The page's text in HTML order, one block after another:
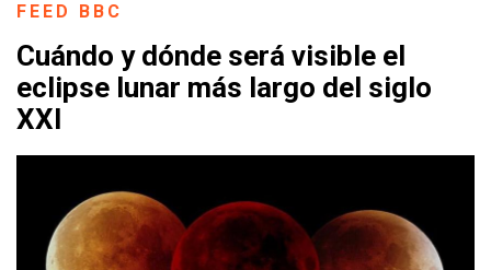
FEED BBC
Cuándo y dónde será visible el
eclipse lunar más largo del siglo
XXI